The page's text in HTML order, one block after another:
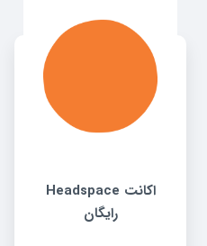
اکانت Headspace
رایگان